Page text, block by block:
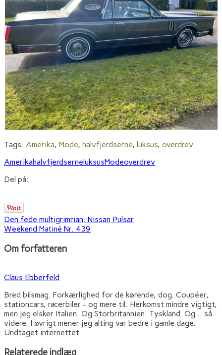
Tags: Amerika, Mode, halvfjerdserne, luksus, overdrev
AmerikahalvfjerdserneluksusModeoverdrev
Del på:
Den fede multigrimrian: Nissan Pulsar
Weekend Matiné Nr. 439
Om forfatteren
Claus Ebberfeld
Bred bilsmag. Forkærlighed for de kørende, dog. Coupéer,
stationcars, racerbiler - og mere til. Herkomst mindre vigtigt,
men jeg elsker Italien. Og Storbritannien. Tyskland. Og... så
videre. I øvrigt mener jeg alting var bedre i gamle dage.
Undtaget internettet.
Relaterede indlæg